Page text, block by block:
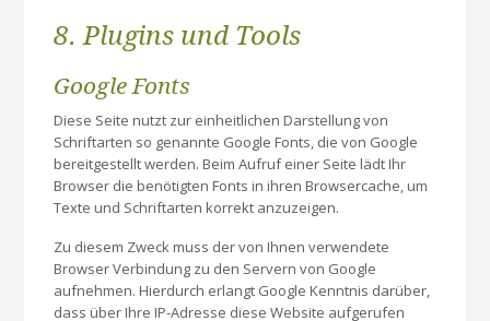
8. Plugins und Tools
Google Fonts
Diese Seite nutzt zur einheitlichen Darstellung von
Schriftarten so genannte Google Fonts, die von Google
bereitgestellt werden. Beim Aufruf einer Seite lädt Ihr
Browser die benötigten Fonts in ihren Browsercache, um
Texte und Schriftarten korrekt anzuzeigen.
Zu diesem Zweck muss der von Ihnen verwendete
Browser Verbindung zu den Servern von Google
aufnehmen. Hierdurch erlangt Google Kenntnis darüber,
dass über Ihre IP-Adresse diese Website aufgerufen